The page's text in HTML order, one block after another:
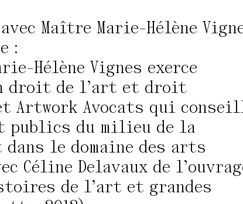
Maître Marie-Hélène
:
Hélène Vignes exerce
droit de l’art et droit
Artwork Avocats qui
publics du milieu de la
le domaine des arts
Céline Delavaux de
de l’art et grandes